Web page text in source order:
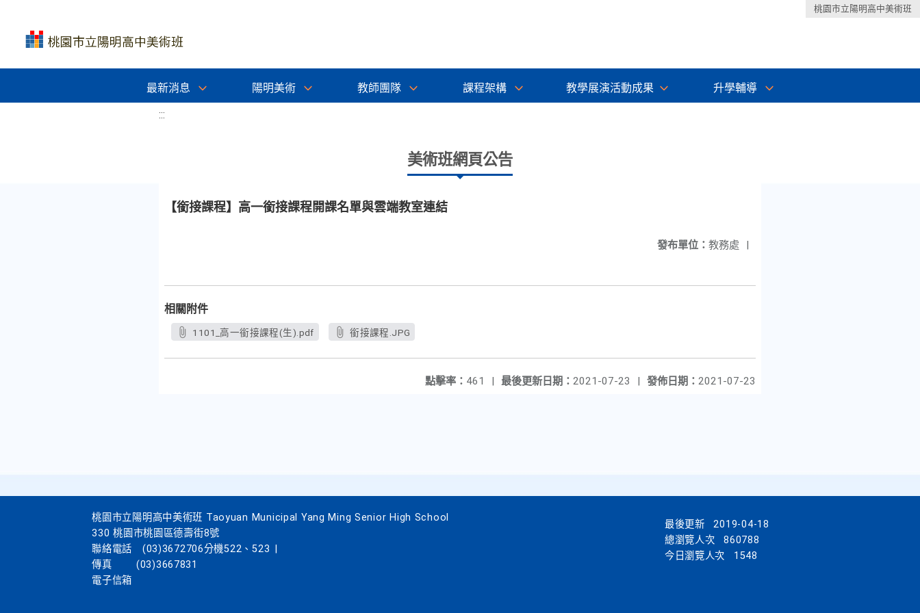
桃園市立陽明高中美術班
最新消息 陽明美術 教師團隊 課程架構 教學展演活動成果 升學輔導
:::
美術班網頁公告
【銜接課程】高一銜接課程開課名單與雲端教室連結
發布單位： 教務處 |
相關附件
1101_高一銜接課程(生).pdf 銜接課程.JPG
發佈日期： 2021-07-23
最後更新日期： 2021-07-23 |
點擊率： 461 |
桃園市立陽明高中美術班 Taoyuan Municipal Yang Ming Senior High School
330 桃園市桃園區德壽街8號
聯絡電話
(03)3672706分機522、523
傳真
(03)3667831
電子信箱
最後更新
2019-04-18
總瀏覽人次
860788
今日瀏覽人次
1548